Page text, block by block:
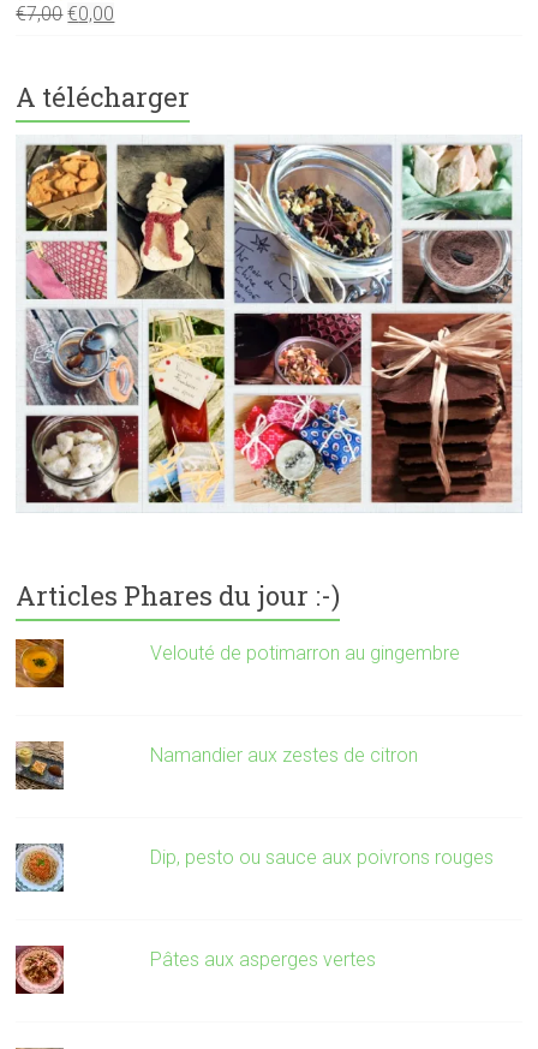
Note5.00
€7,00 €0,00
A télécharger
Articles Phares du jour :-)
Velouté de potimarron au gingembre
Namandier aux zestes de citron
Dip, pesto ou sauce aux poivrons rouges
Pâtes aux asperges vertes